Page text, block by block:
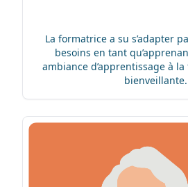
La formatrice a su s’adapter
besoins en tant
ambiance d’apprentissage à
bienveillante.